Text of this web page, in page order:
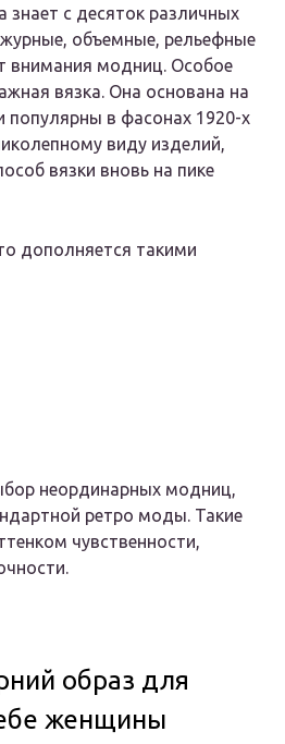
знает с десяток различных
объемные, рельефные
внимания модниц. Особое
вязка. Она основана на
популярны в фасонах 1920-х
виду изделий,
вязки вновь на пике
дополняется такими
неординарных модниц,
ретро моды. Такие
чувственности,
образ для
женщины